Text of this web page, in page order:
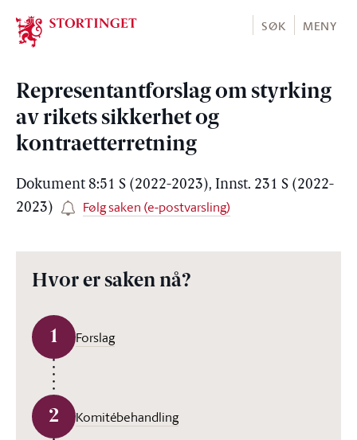
Stortinget.no
SØK MENY
Representantforslag om styrking
av rikets sikkerhet og
kontraetterretning
Dokument 8:51 S (2022-2023), Innst. 231 S (2022-
2023)
Følg saken (e-postvarsling)
Hvor er saken nå?
1 Forslag
2 Komitébehandling